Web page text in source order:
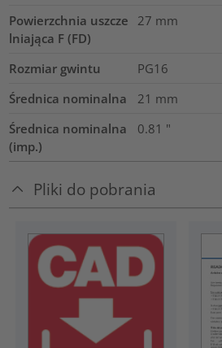
Powierzchnia uszcze
lniająca F (FD)
27 mm
Rozmiar gwintu
PG16
Średnica nominalna
21 mm
Średnica nominalna
(imp.)
0.81 "
Pliki do pobrania